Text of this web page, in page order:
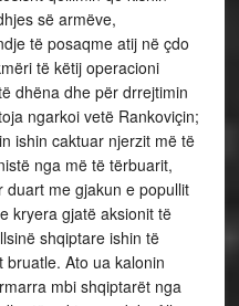
së armëve,
të posaqme atij në çdo
të këtij operacioni
dhëna dhe për drrejtimin
ngarkoi vetë Rankoviçin;
ishin caktuar njerzit më të
nga më të tërbuarit,
duart me gjakun e popullit
kryera gjatë aksionit të
shqiptare ishin të
Ato ua kalonin
mbi shqiptarët nga